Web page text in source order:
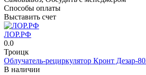
Способы оплаты
Выставить счет
ЛОР.РФ
0.0
Троицк
Облучатель-рециркулятор Кронт Дезар-
В наличии